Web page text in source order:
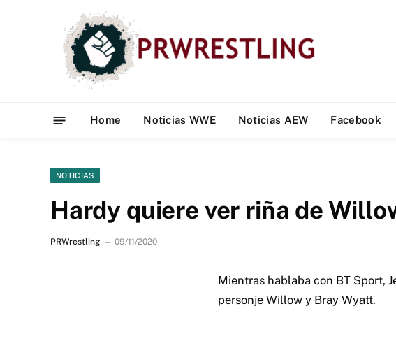
Home Noticias WWE Noticias AEW Facebook
NOTICIAS
Hardy quiere ver riña de
PRWrestling 09/11/2020
Mientras hablaba con BT Sport,
personje Willow y Bray Wyatt.